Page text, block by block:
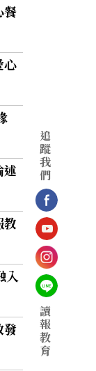
餐
心
教
入
發
追
蹤
我
們
讀
報
教
育